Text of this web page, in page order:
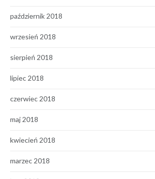
październik 2018
wrzesień 2018
sierpień 2018
lipiec 2018
czerwiec 2018
maj 2018
kwiecień 2018
marzec 2018